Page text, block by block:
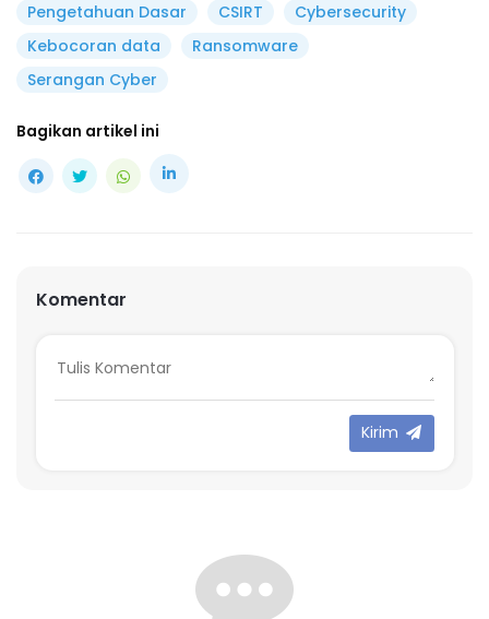
Pengetahuan Dasar
CSIRT
Cybersecurity
Kebocoran data
Ransomware
Serangan Cyber
Bagikan artikel ini
Komentar
Kirim